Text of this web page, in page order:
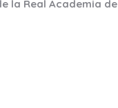
la Real Academia de